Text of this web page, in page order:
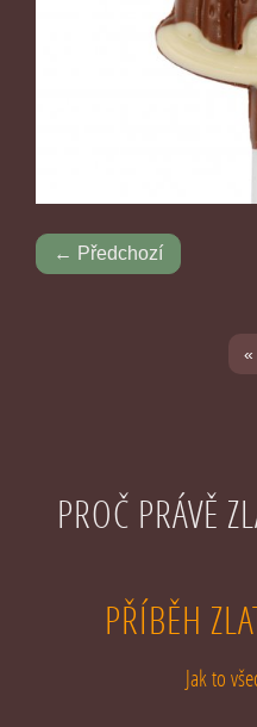
← Předchozí
«
PROČ PRÁVĚ
PŘÍBĚH
Jak to